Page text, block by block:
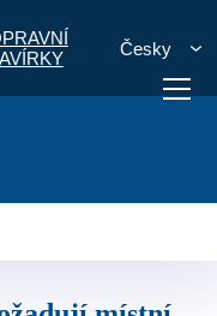
Česky